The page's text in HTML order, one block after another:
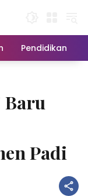
Pendidikan
Padi